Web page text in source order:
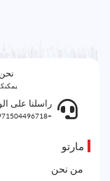
راسلنا على
+971504496718
مارتو
من نحن